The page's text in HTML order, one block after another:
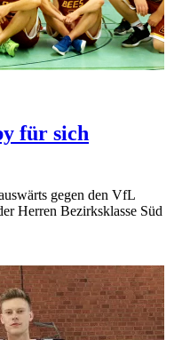
für sich
gegen den VfL
Herren Bezirksklasse Süd